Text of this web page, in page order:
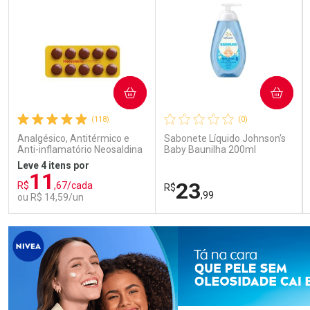
(118)
Analgésico, Antitérmico e
Anti-inflamatório Neosaldina
30mg + 300mg + 30mg 10
Drágeas
Leve 4 itens por
R$11 ,67/cada
ou R$ 14,59/un
COMPRAR
FECHAR
Laboratório
FECHAR
Por Menos
(0)
Sabonete Líquido Johnson's
Baby Baunilha 200ml
R$23,99
COMPRAR
Laboratório
Por Menos